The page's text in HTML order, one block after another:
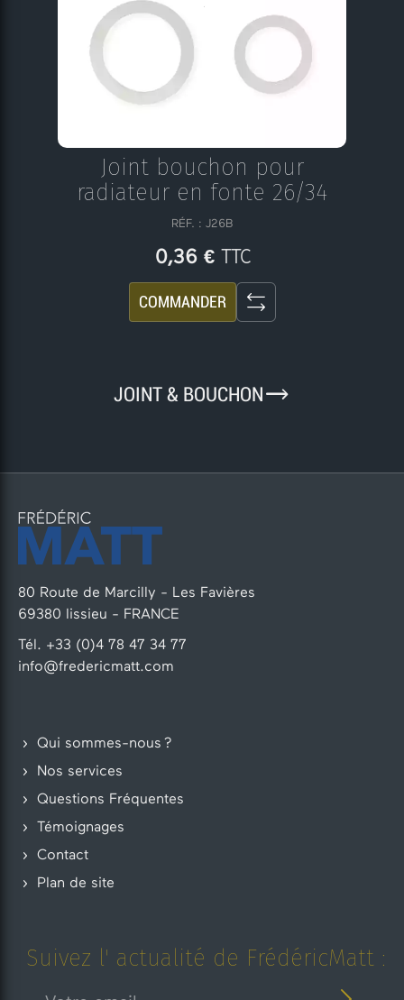
Joint bouchon pour
radiateur en fonte 26/34
RÉF. : J26B
0,36 € TTC
COMMANDER
JOINT & BOUCHON9
80 Route de Marcilly - Les Favières
69380 lissieu - FRANCE
Tél. +33 (0)4 78 47 34 77
info@fredericmatt.com
Qui sommes-nous ?
Nos services
Questions Fréquentes
Témoignages
Contact
Plan de site
Suivez l' actualité de FrédéricMatt :